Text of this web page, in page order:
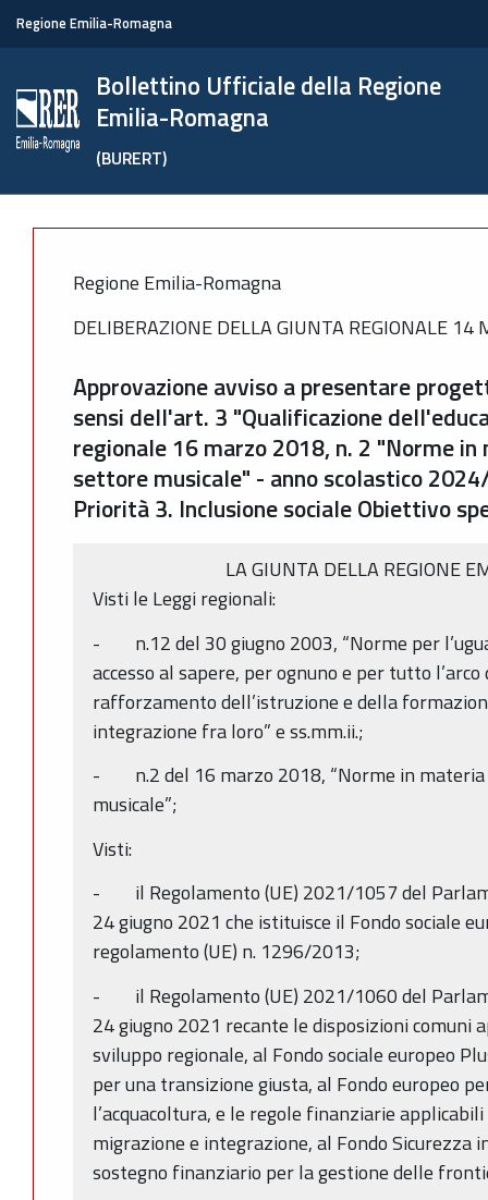
Regione Emilia-Romagna
Bollettino Ufficiale della Regione
Emilia-Romagna
(BURERT)
Regione Emilia-Romagna
DELIBERAZIONE DELLA GIUNTA REGIONALE 14
Approvazione avviso a presentare
sensi dell'art. 3 "Qualificazione
regionale 16 marzo 2018, n. 2 "Norme
settore musicale" - anno scolastico
Priorità 3. Inclusione sociale Obiettivo
LA GIUNTA DELLA REGIONE
Visti le Leggi regionali:
- n.12 del 30 giugno 2003, “Norme per
accesso al sapere, per ognuno e per tutto
rafforzamento dell’istruzione e della
integrazione fra loro” e ss.mm.ii.;
- n.2 del 16 marzo 2018, “Norme in materia
musicale”;
Visti:
- il Regolamento (UE) 2021/1057 del
24 giugno 2021 che istituisce il Fondo sociale
regolamento (UE) n. 1296/2013;
- il Regolamento (UE) 2021/1060 del
24 giugno 2021 recante le disposizioni comuni
sviluppo regionale, al Fondo sociale europeo
per una transizione giusta, al Fondo europeo
l’acquacoltura, e le regole finanziarie
migrazione e integrazione, al Fondo Sicurezza
sostegno finanziario per la gestione delle